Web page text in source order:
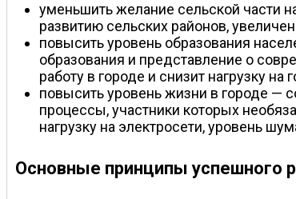
уменьшить желание сельской части
развитию сельских районов,
повысить уровень образования
образования и представление о
работу в городе и снизит нагрузку
повысить уровень жизни в городе —
процессы, участники которых
нагрузку на электросети, уровень
Основные принципы успешного